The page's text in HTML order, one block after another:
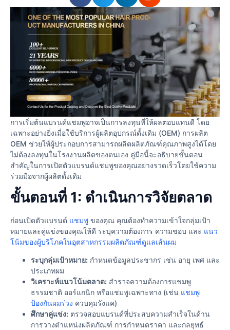
การเริ่มต้นแบรนด์แชมพูอาจเป็นการลงทุนที่ให้ผลตอบแทนดี โดย
เฉพาะอย่างยิ่งเมื่อใช้บริการผู้ผลิตอุปกรณ์ดั้งเดิม (OEM) การผลิต
OEM ช่วยให้ผู้ประกอบการสามารถผลิตผลิตภัณฑ์คุณภาพสูงได้โดย
ไม่ต้องลงทุนในโรงงานผลิตของตนเอง คู่มือนี้จะอธิบายขั้นตอน
สำคัญในการเปิดตัวแบรนด์แชมพูของคุณอย่างรวดเร็วโดยใช้ความ
ร่วมมือจากผู้ผลิตดั้งเดิม
ขั้นตอนที่ 1: ดำเนินการวิจัยตลาด
ก่อนเปิดตัวแบรนด์ แชมพู ของคุณ คุณต้องทำความเข้าใจกลุ่มเป้า
หมายและคู่แข่งของคุณให้ดี ระบุความต้องการ ความชอบ และ แนว
โน้มของผู้บริโภคในอุตสาหกรรมผลิตภัณฑ์ดูแลเส้นผม
ระบุกลุ่มเป้าหมาย: กำหนดข้อมูลประชากร เช่น อายุ เพศ และ
ประเภทผม
วิเคราะห์แนวโน้มตลาด: สำรวจความต้องการแชมพู
ธรรมชาติ ออร์แกนิก หรือแชมพูเฉพาะทาง (เช่น แชมพู
ป้องกันผมร่วง ควบคุมรังแค)
ศึกษาคู่แข่ง: ตรวจสอบแบรนด์ที่ประสบความสำเร็จในด้าน
การวางตำแหน่งผลิตภัณฑ์ การกำหนดราคา และกลยุทธ์